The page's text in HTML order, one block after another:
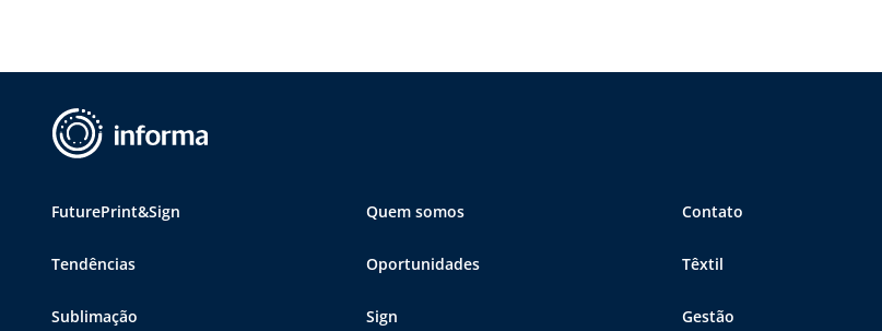
FuturePrint&Sign Quem somos Contato
Tendências Oportunidades Têxtil
Sublimação Sign Gestão